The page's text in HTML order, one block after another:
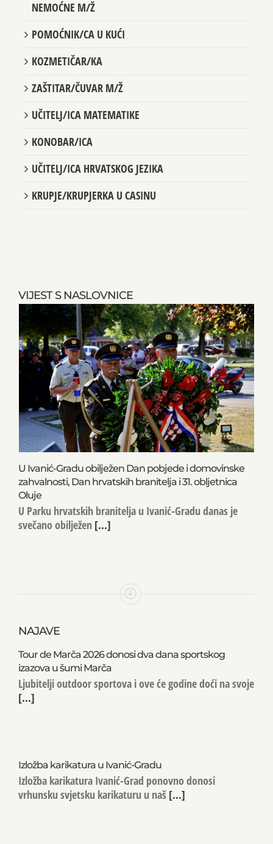
VIJEST S NASLOVNICE
U Ivanić-Gradu obilježen Dan pobjede i domovinske
zahvalnosti, Dan hrvatskih branitelja i 31. obljetnica
Oluje
U Parku hrvatskih branitelja u Ivanić-Gradu danas je
svečano obilježen [...]
NAJAVE
Tour de Marča 2026 donosi dva dana sportskog
izazova u šumi Marča
Ljubitelji outdoor sportova i ove će godine doći na svoje
[...]
Izložba karikatura u Ivanić-Gradu
Izložba karikatura Ivanić-Grad ponovno donosi
vrhunsku svjetsku karikaturu u naš [...]
NEMOĆNE M/Ž
POMOĆNIK/CA U KUĆI
KOZMETIČAR/KA
ZAŠTITAR/ČUVAR M/Ž
UČITELJ/ICA MATEMATIKE
KONOBAR/ICA
UČITELJ/ICA HRVATSKOG JEZIKA
KRUPJE/KRUPJERKA U CASINU